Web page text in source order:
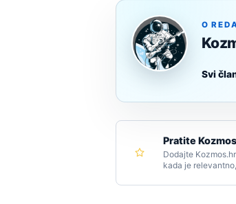
O
Svi
Pratite
Dodajte
kada je